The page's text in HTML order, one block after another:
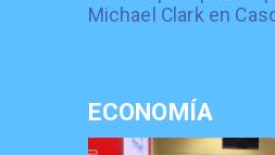
Michael Clark en
ECONOMÍA